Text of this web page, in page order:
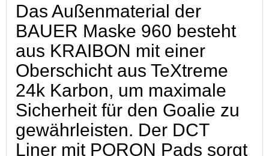
Das Außenmaterial der
BAUER Maske 960 besteht
aus KRAIBON mit einer
Oberschicht aus TeXtreme
24k Karbon, um maximale
Sicherheit für den Goalie zu
gewährleisten. Der DCT
Liner mit PORON Pads sorgt